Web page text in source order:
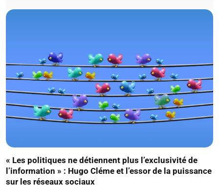
« Les politiques ne détiennent plus l’exclusivité de
l’information » : Hugo Cléme et l’essor de la puissance
sur les réseaux sociaux